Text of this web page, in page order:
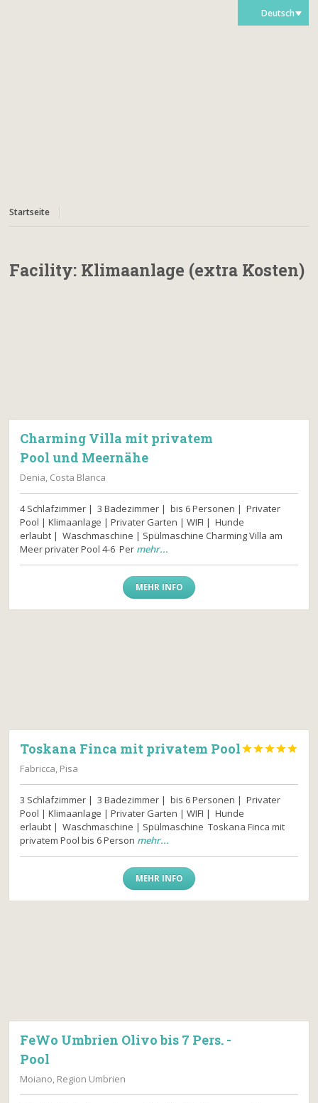
Deutsch
Startseite
Facility: Klimaanlage (extra Kosten)
Charming Villa mit privatem
Pool und Meernähe
Denia, Costa Blanca
4 Schlafzimmer | 3 Badezimmer | bis 6 Personen | Privater
Pool | Klimaanlage | Privater Garten | WIFI | Hunde
erlaubt | Waschmaschine | Spülmaschine Charming Villa am
Meer privater Pool 4-6 Per mehr...
MEHR INFO
Toskana Finca mit privatem Pool
Fabricca, Pisa
3 Schlafzimmer | 3 Badezimmer | bis 6 Personen | Privater
Pool | Klimaanlage | Privater Garten | WIFI | Hunde
erlaubt | Waschmaschine | Spülmaschine Toskana Finca mit
privatem Pool bis 6 Person mehr...
MEHR INFO
FeWo Umbrien Olivo bis 7 Pers. -
Pool
Moiano, Region Umbrien